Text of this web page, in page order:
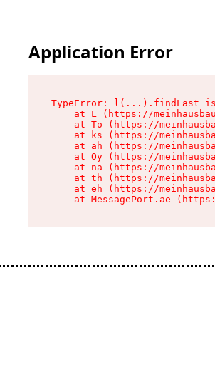
Application Error
TypeError: l(...).findLast
at L (https://
at To (https://
at ks (https://
at ah (https://
at Oy (https://
at na (https://
at th (https://
at eh (https://
at MessagePort.ae